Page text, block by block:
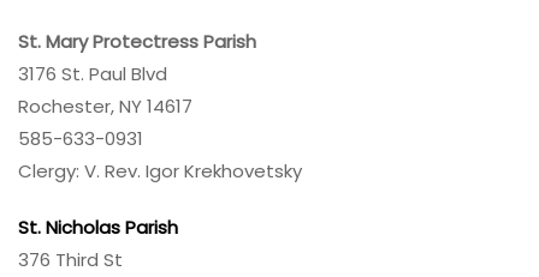
St. Mary Protectress Parish
3176 St. Paul Blvd
Rochester, NY 14617
585-633-0931
Clergy: V. Rev. Igor Krekhovetsky
St. Nicholas Parish
376 Third St